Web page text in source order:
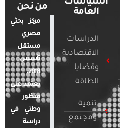
السياسات
العامة
الدراسات
الاقتصادية
وقضايا
الطاقة
تنمية
ومجتمع
من نحن
مركز بحثي
مصري
مستقل
تأسس
2018.
يعتمد على
منظور
وطني في
دراسة